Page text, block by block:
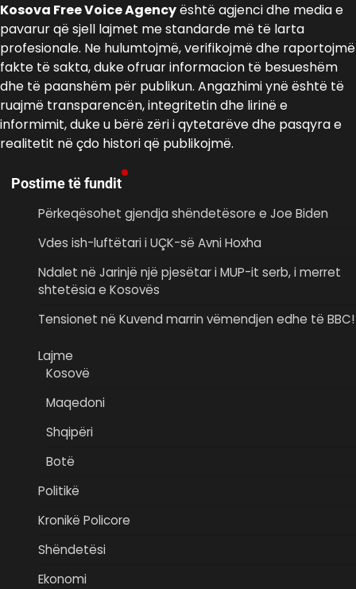
Kosova Free Voice Agencyështë agjenci dhe media e
pavarur që sjell lajmet me standarde më të larta
profesionale. Ne hulumtojmë, verifikojmë dhe raportojmë
fakte të sakta, duke ofruar informacion të besueshëm
dhe të paanshëm për publikun. Angazhimi ynë është të
ruajmë transparencën, integritetin dhe lirinë e
informimit, duke u bërë zëri i qytetarëve dhe pasqyra e
realitetit në çdo histori që publikojmë.
Postime të fundit
Përkeqësohet gjendja shëndetësore e Joe Biden
Vdes ish-luftëtari i UÇK-së Avni Hoxha
Ndalet në Jarinjë një pjesëtar i MUP-it serb, i merret
shtetësia e Kosovës
Tensionet në Kuvend marrin vëmendjen edhe të BBC!
Lajme
Kosovë
Maqedoni
Shqipëri
Botë
Politikë
Kronikë Policore
Shëndetësi
Ekonomi